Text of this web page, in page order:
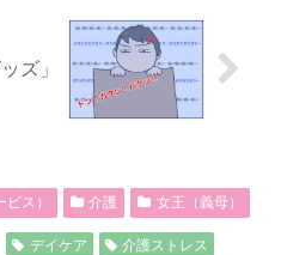
ズ」
ス） 介護 女王（義母）
デイケア 介護ストレス